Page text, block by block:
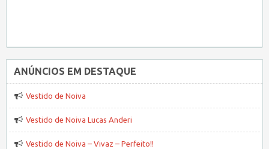
ANÚNCIOS EM DESTAQUE
Vestido de Noiva
Vestido de Noiva Lucas Anderi
Vestido de Noiva – Vivaz – Perfeito!!